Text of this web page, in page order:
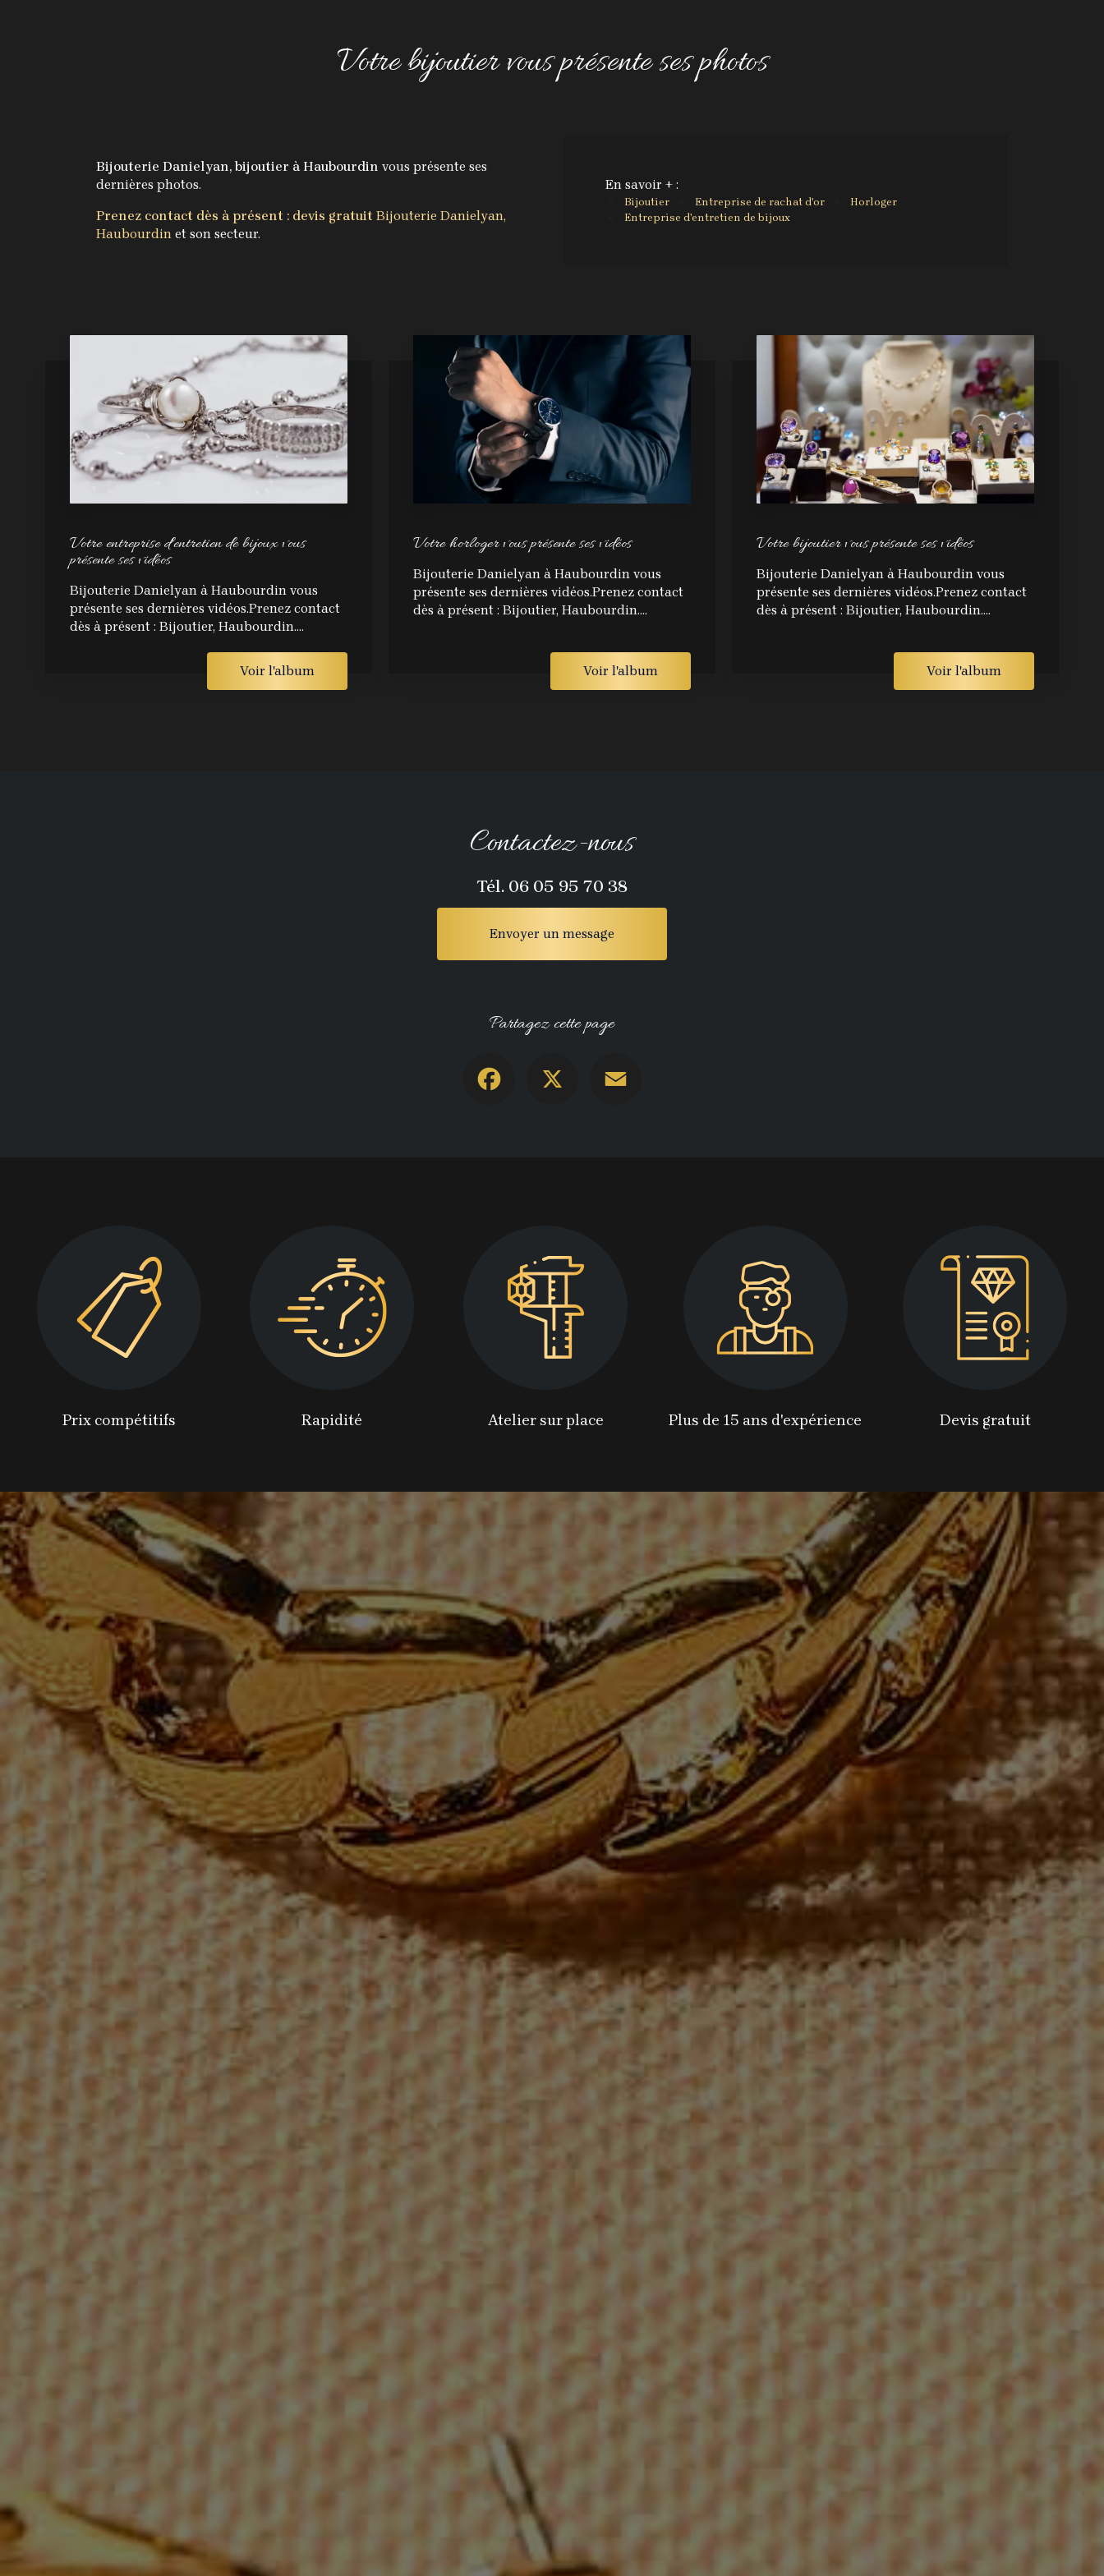
Votre bijoutier vous présente ses photos
Bijouterie Danielyan, bijoutier à Haubourdin vous présente ses
dernières photos.
Prenez contact dès à présent : devis gratuit Bijouterie Danielyan,
Haubourdin et son secteur.
En savoir + :
Bijoutier Entreprise de rachat d'or
Horloger
Entreprise d'entretien de bijoux
Votre entreprise d'entretien de bijoux vous
présente ses vidéos
Bijouterie Danielyan à Haubourdin vous
présente ses dernières vidéos.Prenez contact
dès à présent : Bijoutier, Haubourdin....
Voir l'album
Votre horloger vous présente ses vidéos
Bijouterie Danielyan à Haubourdin vous
présente ses dernières vidéos.Prenez contact
dès à présent : Bijoutier, Haubourdin....
Voir l'album
Votre bijoutier vous présente ses vidéos
Bijouterie Danielyan à Haubourdin vous
présente ses dernières vidéos.Prenez contact
dès à présent : Bijoutier, Haubourdin....
Voir l'album
Contactez-nous
Tél. 06 05 95 70 38
Envoyer un message
Partagez cette page
Prix compétitifs Rapidité Atelier sur place Plus de 15 ans d'expérience Devis gratuit